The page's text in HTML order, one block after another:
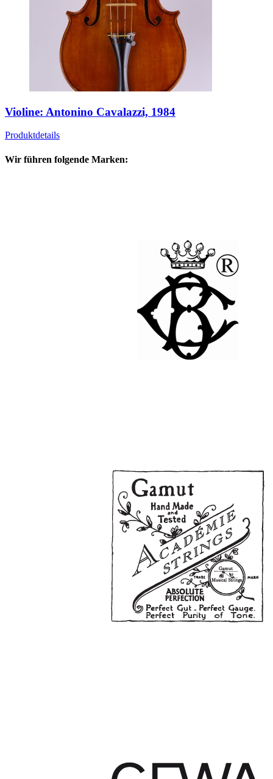
Violine: Antonino Cavalazzi, 1984
Produktdetails
Wir führen folgende Marken: